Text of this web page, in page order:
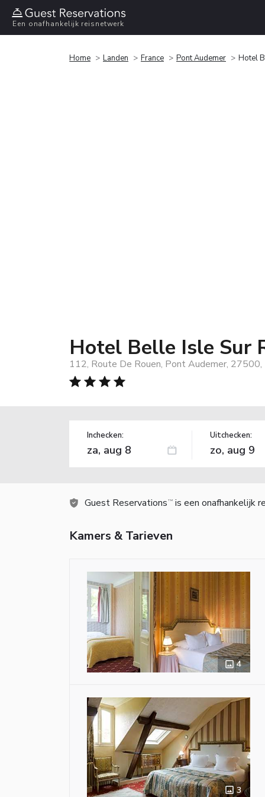
Een onafhankelijk reisnetwerk
Home Landen France Pont Audemer Hotel
Hotel Belle Isle Sur
112, Route De Rouen, Pont Audemer, 27500,
Inchecken: Uitchecken:
Guest Reservations TM is een onafhankelijk
Kamers & Tarieven
4
3